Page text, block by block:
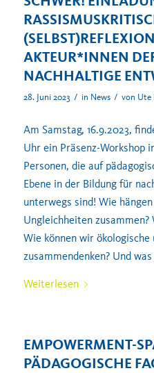
AKTEUR*INNEN
NACHHALTIGE
28. Juni 2023 / in News / von Ute
Am Samstag, 16.9.2023,
Uhr ein Präsenz-Workshop
Personen, die auf
Ebene in der Bildung für
unterwegs sind! Wie
Ungleichheiten
Wie können wir ökologische
zusammendenken? Und
Weiterlesen
EMPOWERMENT-
PÄDAGOGISCHE